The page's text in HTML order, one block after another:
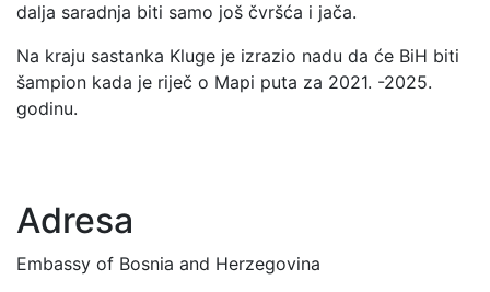
dalja saradnja biti samo još čvršća i jača.
Na kraju sastanka Kluge je izrazio nadu da će BiH biti
šampion kada je riječ o Mapi puta za 2021. -2025.
godinu.
Adresa
Embassy of Bosnia and Herzegovina